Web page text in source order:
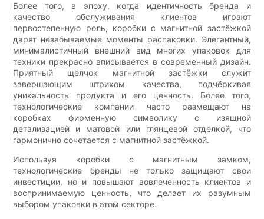
Более того, в эпоху, когда идентичность бренда и
качество обслуживания клиентов играют
первостепенную роль, коробки с магнитной застёжкой
дарят незабываемые моменты распаковки. Элегантный,
минималистичный внешний вид многих упаковок для
техники прекрасно вписывается в современный дизайн.
Приятный щелчок магнитной застёжки служит
завершающим штрихом качества, подчёркивая
уникальность продукта и его ценность. Более того,
технологические компании часто размещают на
коробках фирменную символику с изящной
детализацией и матовой или глянцевой отделкой, что
гармонично сочетается с магнитной застёжкой.
Используя коробки с магнитным замком,
технологические бренды не только защищают свои
инвестиции, но и повышают вовлеченность клиентов и
воспринимаемую ценность, что делает их разумным
выбором упаковки в этом секторе.